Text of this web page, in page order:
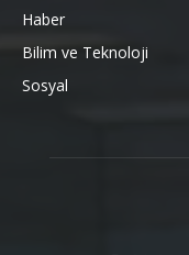
Haber
Bilim ve Teknoloji
Sosyal